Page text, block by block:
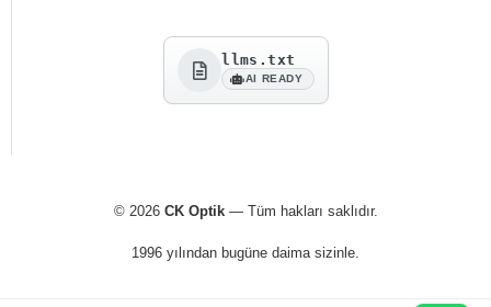
llms.txt
AI READY
© 2026 CK Optik— Tüm hakları saklıdır.
1996 yılından bugüne daima sizinle.